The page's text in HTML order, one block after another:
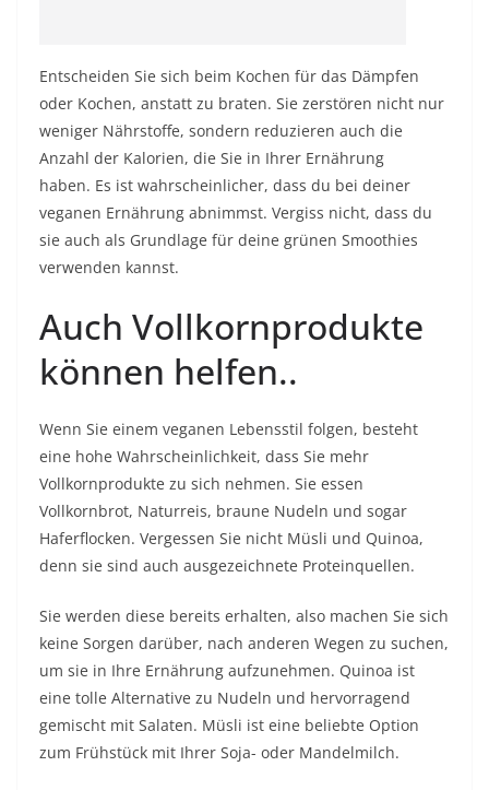
Entscheiden Sie sich beim Kochen für das Dämpfen
oder Kochen, anstatt zu braten. Sie zerstören nicht nur
weniger Nährstoffe, sondern reduzieren auch die
Anzahl der Kalorien, die Sie in Ihrer Ernährung
haben. Es ist wahrscheinlicher, dass du bei deiner
veganen Ernährung abnimmst. Vergiss nicht, dass du
sie auch als Grundlage für deine grünen Smoothies
verwenden kannst.
Auch Vollkornprodukte
können helfen..
Wenn Sie einem veganen Lebensstil folgen, besteht
eine hohe Wahrscheinlichkeit, dass Sie mehr
Vollkornprodukte zu sich nehmen. Sie essen
Vollkornbrot, Naturreis, braune Nudeln und sogar
Haferflocken. Vergessen Sie nicht Müsli und Quinoa,
denn sie sind auch ausgezeichnete Proteinquellen.
Sie werden diese bereits erhalten, also machen Sie sich
keine Sorgen darüber, nach anderen Wegen zu suchen,
um sie in Ihre Ernährung aufzunehmen. Quinoa ist
eine tolle Alternative zu Nudeln und hervorragend
gemischt mit Salaten. Müsli ist eine beliebte Option
zum Frühstück mit Ihrer Soja- oder Mandelmilch.